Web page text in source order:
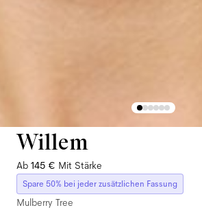
Willem
Ab 145 € Mit Stärke
Spare 50% bei jeder zusätzlichen Fassung
Mulberry Tree